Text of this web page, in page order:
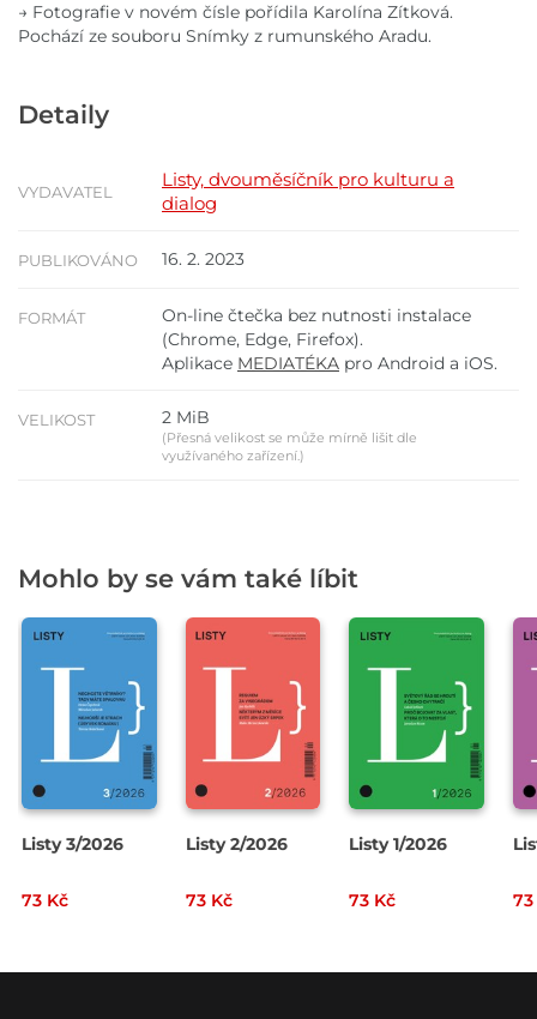
→ Fotografie v novém čísle pořídila Karolína Zítková.
Pochází ze souboru Snímky z rumunského Aradu.
Detaily
VYDAVATEL
Listy, dvouměsíčník pro kulturu a
dialog
PUBLIKOVÁNO 16. 2. 2023
FORMÁT
On-line čtečka bez nutnosti instalace
(Chrome, Edge, Firefox).
Aplikace MEDIATÉKA pro Android a iOS.
VELIKOST 2 MiB
(Přesná velikost se může mírně lišit dle
využívaného zařízení.)
Mohlo by se vám také líbit
Listy 3/2026
73 Kč
Listy 2/2026
73 Kč
Listy 1/2026
73 Kč 73